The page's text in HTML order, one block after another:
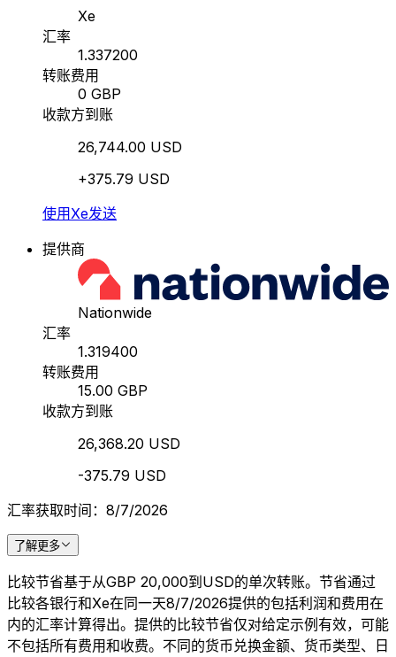
Xe
汇率
1.337200
转账费用
0 GBP
收款方到账
26,744.00 USD
+375.79 USD
使用Xe发送
提供商
Nationwide
汇率
1.319400
转账费用
15.00 GBP
收款方到账
26,368.20 USD
-375.79 USD
汇率获取时间：8/7/2026
了解更多
比较节省基于从GBP 20,000到USD的单次转账。节省通过
比较各银行和Xe在同一天8/7/2026提供的包括利润和费用在
内的汇率计算得出。提供的比较节省仅对给定示例有效，可能
不包括所有费用和收费。不同的货币兑换金额、货币类型、日